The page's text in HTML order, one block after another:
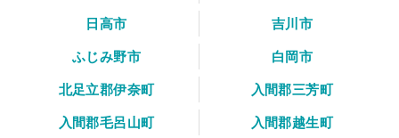
日高市
吉川市
ふじみ野市
白岡市
北足立郡伊奈町
入間郡三芳町
入間郡毛呂山町
入間郡越生町